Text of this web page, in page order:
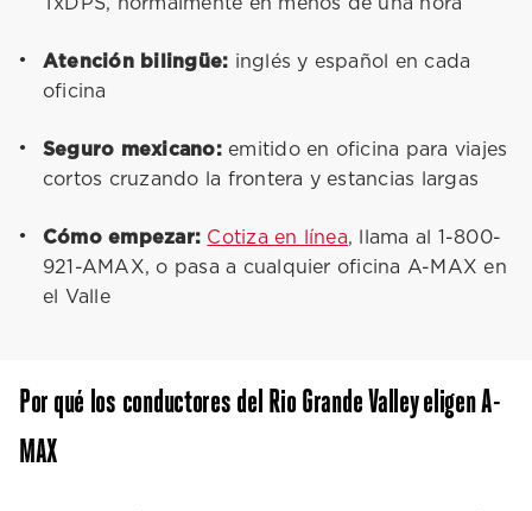
Atención bilingüe: inglés y español en cada
oficina
Seguro mexicano:emitido en oficina para viajes
cortos cruzando la frontera y estancias largas
Cómo empezar: Cotiza en línea, llama al 1-800-
921-AMAX, o pasa a cualquier oficina A-MAX en
el Valle
Por qué los conductores del Rio Grande Valley eligen A-
MAX